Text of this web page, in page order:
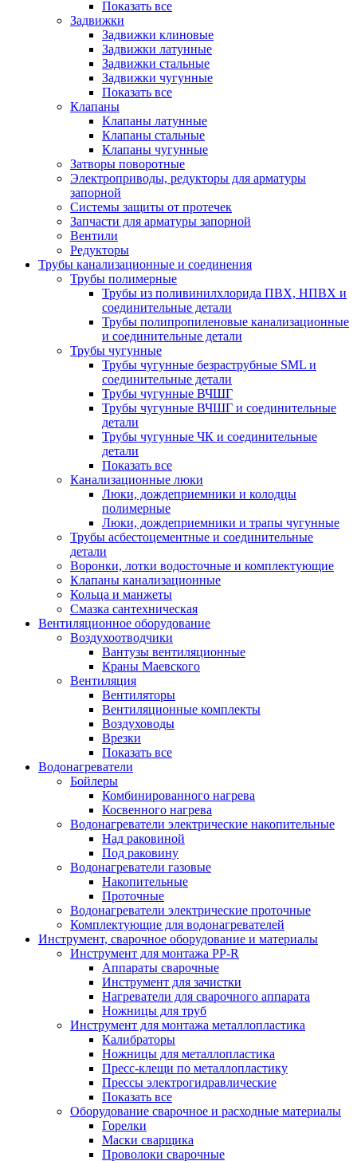
Показать все
Задвижки
Задвижки клиновые
Задвижки латунные
Задвижки стальные
Задвижки чугунные
Показать все
Клапаны
Клапаны латунные
Клапаны стальные
Клапаны чугунные
Затворы поворотные
Электроприводы, редукторы для арматуры
запорной
Системы защиты от протечек
Запчасти для арматуры запорной
Вентили
Редукторы
Трубы канализационные и соединения
Трубы полимерные
Трубы из поливинилхлорида ПВХ, НПВХ и
соединительные детали
Трубы полипропиленовые канализационные
и соединительные детали
Трубы чугунные
Трубы чугунные безраструбные SML и
соединительные детали
Трубы чугунные ВЧШГ
Трубы чугунные ВЧШГ и соединительные
детали
Трубы чугунные ЧК и соединительные
детали
Показать все
Канализационные люки
Люки, дождеприемники и колодцы
полимерные
Люки, дождеприемники и трапы чугунные
Трубы асбестоцементные и соединительные
детали
Воронки, лотки водосточные и комплектующие
Клапаны канализационные
Кольца и манжеты
Смазка сантехническая
Вентиляционное оборудование
Воздухоотводчики
Вантузы вентиляционные
Краны Маевского
Вентиляция
Вентиляторы
Вентиляционные комплекты
Воздуховоды
Врезки
Показать все
Водонагреватели
Бойлеры
Комбинированного нагрева
Косвенного нагрева
Водонагреватели электрические накопительные
Над раковиной
Под раковину
Водонагреватели газовые
Накопительные
Проточные
Водонагреватели электрические проточные
Комплектующие для водонагревателей
Инструмент, сварочное оборудование и материалы
Инструмент для монтажа PP-R
Аппараты сварочные
Инструмент для зачистки
Нагреватели для сварочного аппарата
Ножницы для труб
Инструмент для монтажа металлопластика
Калибраторы
Ножницы для металлопластика
Пресс-клещи по металлопластику
Прессы электрогидравлические
Показать все
Оборудование сварочное и расходные материалы
Горелки
Маски сварщика
Проволоки сварочные